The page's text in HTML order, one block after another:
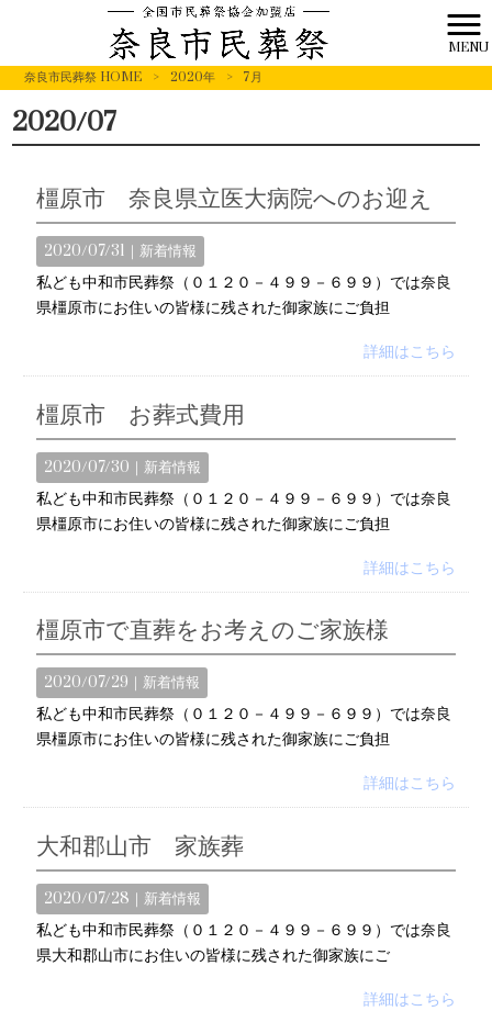
MENU
奈良市民葬祭 HOME
> 2020年 > 7月
2020/07
橿原市 奈良県立医大病院へのお迎え
2020/07/31｜新着情報
私ども中和市民葬祭（０１２０－４９９－６９９）では奈良
県橿原市にお住いの皆様に残された御家族にご負担
詳細はこちら
橿原市 お葬式費用
2020/07/30｜ 新着情報
私ども中和市民葬祭（０１２０－４９９－６９９）では奈良
県橿原市にお住いの皆様に残された御家族にご負担
詳細はこちら
橿原市で直葬をお考えのご家族様
2020/07/29｜新着情報
私ども中和市民葬祭（０１２０－４９９－６９９）では奈良
県橿原市にお住いの皆様に残された御家族にご負担
詳細はこちら
大和郡山市 家族葬
2020/07/28｜新着情報
私ども中和市民葬祭（０１２０－４９９－６９９）では奈良
県大和郡山市にお住いの皆様に残された御家族にご
詳細はこちら